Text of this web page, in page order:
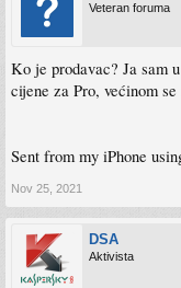
Veteran foruma
Ko je prodavac? Ja sam
cijene za Pro, većinom
Sent from my iPhone
Nov 25, 2021
DSA
Aktivista